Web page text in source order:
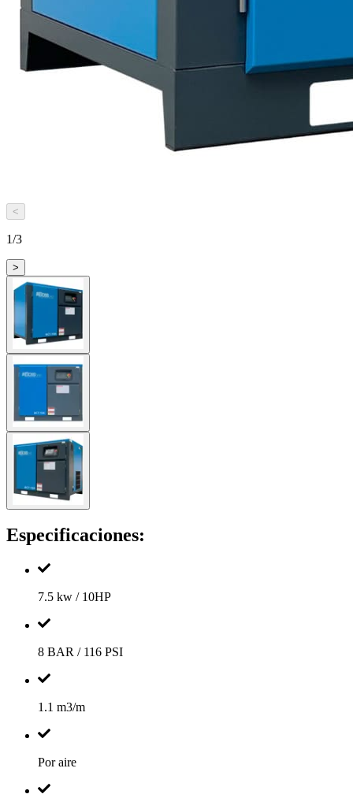
<
1/3
>
Especificaciones:
7.5 kw / 10HP
8 BAR / 116 PSI
1.1 m3/m
Por aire